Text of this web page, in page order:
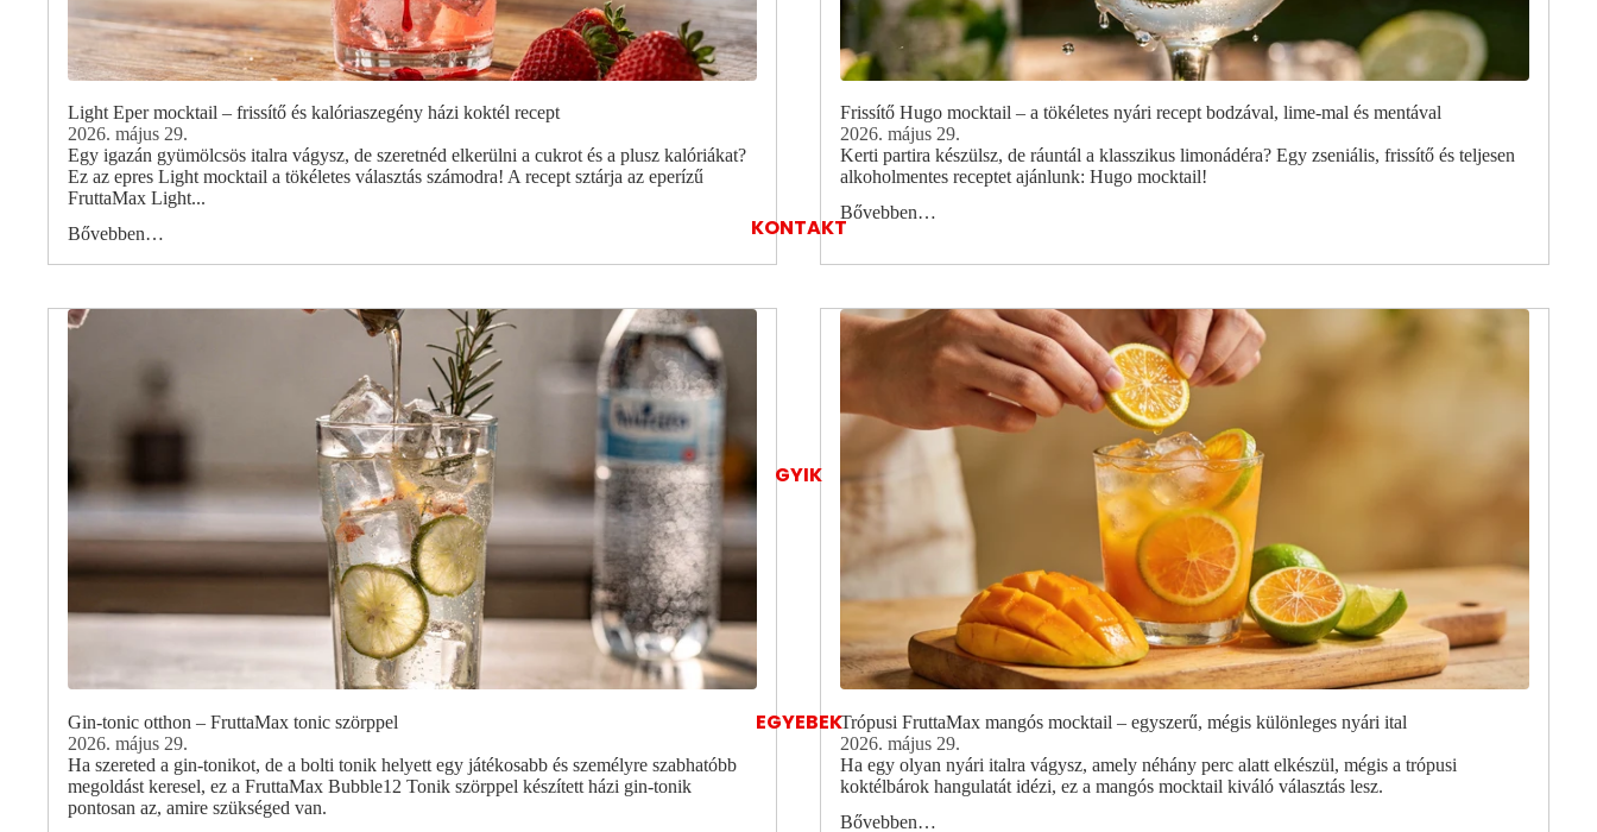
KONTAKT
GYIK
EGYEBEK
Light Eper mocktail – frissítő és kalóriaszegény házi koktél recept
2026. május 29.
Egy igazán gyümölcsös italra vágysz, de szeretnéd elkerülni a cukrot és a plusz kalóriákat?
Ez az epres Light mocktail a tökéletes választás számodra! A recept sztárja az eperízű
FruttaMax Light...
Bővebben…
Frissítő Hugo mocktail – a tökéletes nyári recept bodzával, lime-mal és mentával
2026. május 29.
Kerti partira készülsz, de ráuntál a klasszikus limonádéra? Egy zseniális, frissítő és teljesen
alkoholmentes receptet ajánlunk: Hugo mocktail!
Bővebben…
Gin-tonic otthon – FruttaMax tonic szörppel
2026. május 29.
Ha szereted a gin-tonikot, de a bolti tonik helyett egy játékosabb és személyre szabhatóbb
megoldást keresel, ez a FruttaMax Bubble12 Tonik szörppel készített házi gin-tonik
pontosan az, amire szükséged van.
Trópusi FruttaMax mangós mocktail – egyszerű, mégis különleges nyári ital
2026. május 29.
Ha egy olyan nyári italra vágysz, amely néhány perc alatt elkészül, mégis a trópusi
koktélbárok hangulatát idézi, ez a mangós mocktail kiváló választás lesz.
Bővebben…